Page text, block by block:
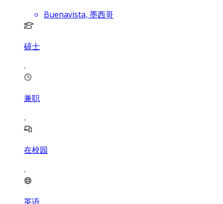
Buenavista, 墨西哥
硕士
兼职
在校园
英语